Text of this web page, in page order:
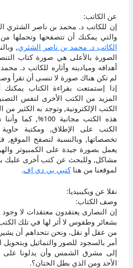
عن الكاتب:
إن للكاتب د. محمد بن ناصر الشثري
والتي يمكنك أن تتصفحها وتحملها
الكاتب د. محمد بن ناصر الشثري,
الصورة بالأعلى هي صورة كتاب
أهدافه وميادينه وآثاره للكاتب د.
لم تكن هناك صورة لا تنسى أن تقرأ
إذا إستمتعت بقراءة الكتاب
المزيد من الكتب الأخرى لنفس
الكتب الإلكترونية, وتوجد به الكثير
هذه الكتب مجانية
الكتب على الإطلاق, ومكتبة
يعمل بصورة جيدة على الكمبيوتر
مشاكل, وللبحث عن كتب أخرى عليك
لموقعنا من هناكتبي بي دي إف.
نقلا عن ويكيبيديا:
وصف الكتاب:
إن النصارى يعتقدون معتقدات لا وجود
بشعائر وطقوس لا أثر لها في تلك
من عقل أو نقل، ونحن نتحداهم أن
أمر بالسجود للصور والتماثيل
إلى مشرق الشمس وأن يدلونا
الأحد ومن الذي بطل الختان؟.